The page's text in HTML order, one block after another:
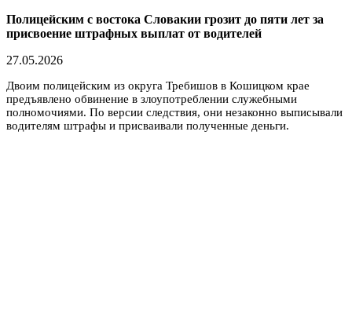
Полицейским с востока Словакии грозит до пяти лет за
присвоение штрафных выплат от водителей
27.05.2026
Двоим полицейским из округа Требишов в Кошицком крае
предъявлено обвинение в злоупотреблении служебными
полномочиями. По версии следствия, они незаконно выписывали
водителям штрафы и присваивали полученные деньги.